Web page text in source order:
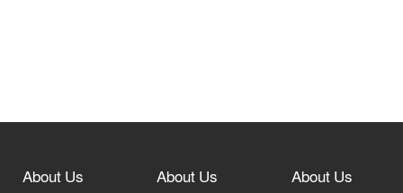
“অসহযোগ” আন্দোলনের হুমকি
About Us
About Us
About Us